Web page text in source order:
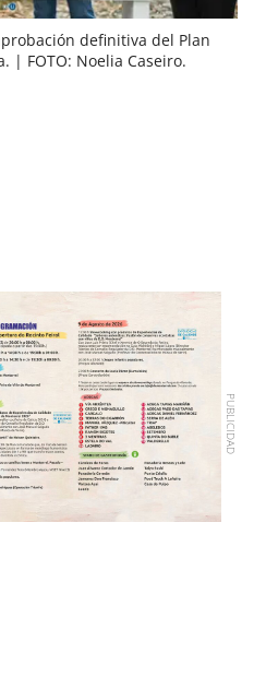
definitiva del Plan
| FOTO: Noelia Caseiro.